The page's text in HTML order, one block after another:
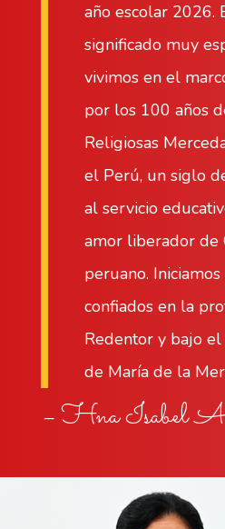
año escolar 2026.
significado muy
vivimos en el
por los 100 años
Religiosas
el Perú, un siglo
al servicio
amor liberador de
peruano.
confiados en la
Redentor y bajo
de María de la
– Hna Isabel